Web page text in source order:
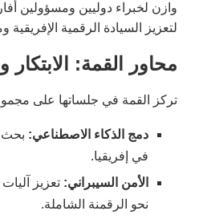
وازن لخبراء دوليين ومسؤولين
لتعزيز السيادة الرقمية
محاور القمة: الابتكار
تركز القمة في جلساتها على
دمج الذكاء الاصطناعي: بحث
في إفريقيا.
الأمن السيبراني: تعزيز
نحو الرقمنة الشاملة.